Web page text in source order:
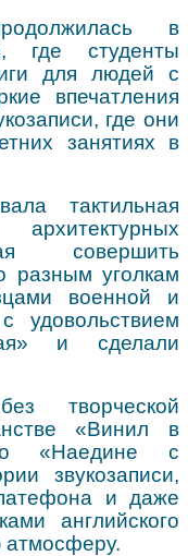
в
где студенты
для людей с
впечатления
где они
занятиях в
тактильная
совершить
разным уголкам
военной и
удовольствием
и сделали
творческой
«Винил в
«Наедине с
звукозаписи,
и даже
английского
атмосферу.